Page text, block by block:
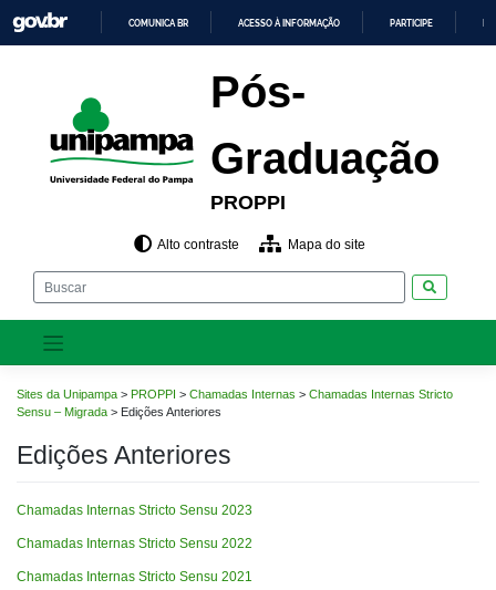
para
o
O
CONTEÚDO
COMUNICA BR ACESSO À INFORMAÇÃO PARTICIPE
Pós-
Graduação
PROPPI
Alto contraste Mapa do site
Sites da Unipampa > PROPPI > Chamadas Internas > Chamadas Internas Stricto
Sensu – Migrada > Edições Anteriores
Edições Anteriores
Chamadas Internas Stricto Sensu 2023
Chamadas Internas Stricto Sensu 2022
Chamadas Internas Stricto Sensu 2021